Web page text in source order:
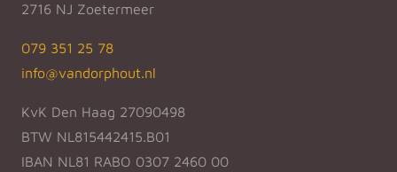
2716 NJ Zoetermeer
079 351 25 78
info@vandorphout.nl
KvK Den Haag 27090498
BTW NL815442415.B01
IBAN NL81 RABO 0307 2460 00